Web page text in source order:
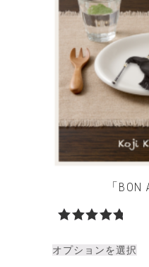
「BON
5.00の評
価
オプションを選択